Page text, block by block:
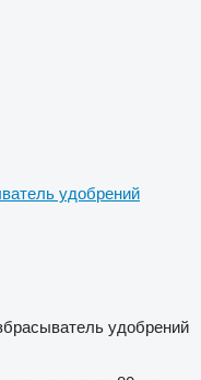
удобрений
удобрений